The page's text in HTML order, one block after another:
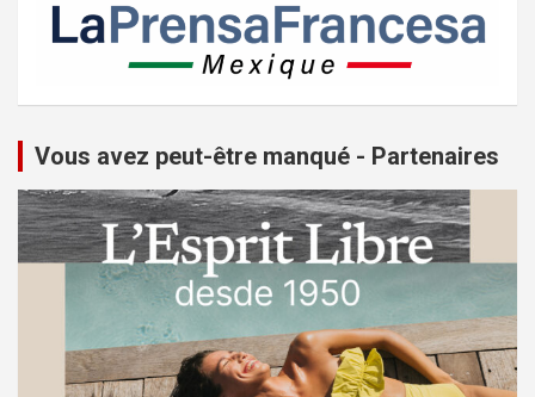
Vous avez peut-être manqué - Partenaires